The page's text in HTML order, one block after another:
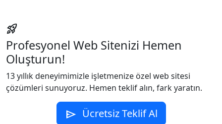
rocket_launch
Profesyonel Web Sitenizi Hemen
Oluşturun!
13 yıllık deneyimimizle işletmenize özel web sitesi
çözümleri sunuyoruz. Hemen teklif alın, fark yaratın.
send Ücretsiz Teklif Al